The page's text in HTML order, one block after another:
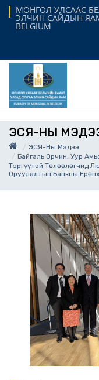
МОНГОЛ УЛСААС
ЭЛЧИН САЙДЫН ЯАМ /
BELGIUM
ЭСЯ-НЫ
ЭСЯ-Ны Мэдээ
Байгаль Орчин, Уур
Тэргүүтэй Төлөөлөгчид
Оруулалтын Банкны